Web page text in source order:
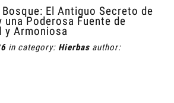
El Antiguo Secreto de
una Poderosa Fuente de
y Armoniosa
in category: Hierbas author: